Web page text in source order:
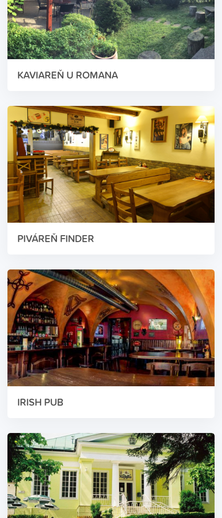
KAVIAREŇ U ROMANA
PIVÁREŇ FINDER
IRISH PUB